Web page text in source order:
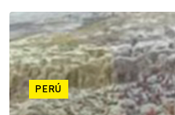
PERÚ